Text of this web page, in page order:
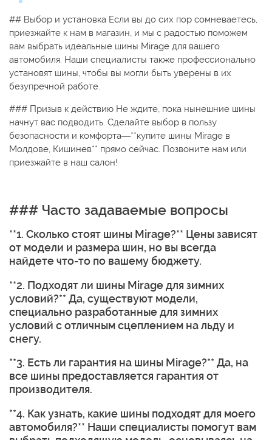
## Выбор и установка Если вы до сих пор сомневаетесь,
приезжайте к нам в магазин, и мы с радостью поможем
вам выбрать идеальные шины Mirage для вашего
автомобиля. Наши специалисты также профессионально
установят шины, чтобы вы могли быть уверены в их
безупречной работе.
### Призыв к действию Не ждите, пока нынешние шины
начнут вас подводить. Сделайте выбор в пользу
безопасности и комфорта—**купите шины Mirage в
Молдове, Кишинев** прямо сейчас. Позвоните нам или
приезжайте в наш салон!
### Часто задаваемые вопросы
**1. Сколько стоят шины Mirage?** Цены зависят
от модели и размера шин, но вы всегда
найдете что-то по вашему бюджету.
**2. Подходят ли шины Mirage для зимних
условий?** Да, существуют модели,
специально разработанные для зимних
условий с отличным сцеплением на льду и
снегу.
**3. Есть ли гарантия на шины Mirage?** Да, на
все шины предоставляется гарантия от
производителя.
**4. Как узнать, какие шины подходят для моего
автомобиля?** Наши специалисты помогут вам